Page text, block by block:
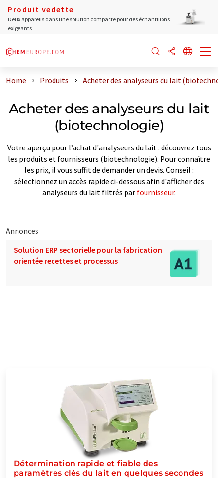
Produit vedette
Deux appareils dans une solution compacte pour des échantillons
exigeants
Home Produits Acheter des analyseurs du lait
Acheter des analyseurs du lait
(biotechnologie)
Votre aperçu pour l’achat d'analyseurs du lait : découvrez tous
les produits et fournisseurs (biotechnologie). Pour connaître
les prix, il vous suffit de demander un devis. Conseil :
sélectionnez un accès rapide ci-dessous afin d'afficher des
analyseurs du lait filtrés par fournisseur.
Annonces
Solution ERP sectorielle pour la fabrication
orientée recettes et processus
Détermination rapide et fiable des
paramètres clés du lait en quelques secondes